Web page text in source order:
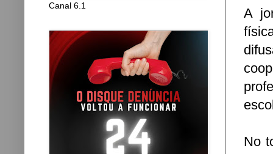
A
No
Canal 6.1